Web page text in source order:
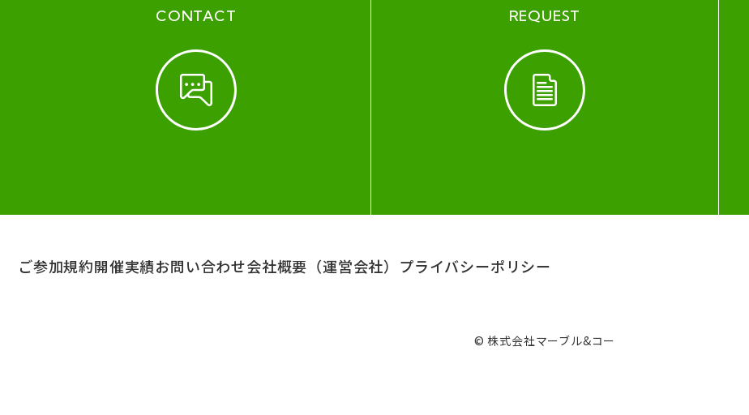
CONTACT REQUEST
ご参加規約開催実績お問い合わせ会社概要（運営会社） プライバシーポリシー
© 株式会社マーブル&コー